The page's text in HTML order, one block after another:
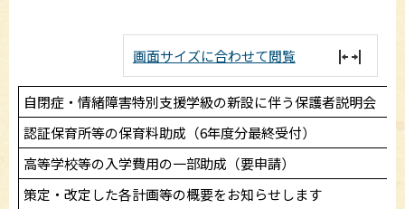
画面サイズに合わせて閲覧
自閉症・情緒障害特別支援学級の新設に伴う保護者説明会
認証保育所等の保育料助成（6年度分最終受付）
高等学校等の入学費用の一部助成（要申請）
策定・改定した各計画等の概要をお知らせします